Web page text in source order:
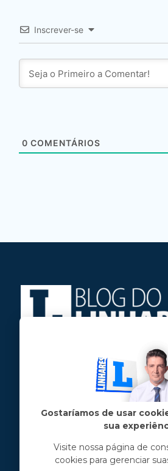
Inscrever-se
0 COMENTÁRIOS
Jose Linhares Jr é
Formado em Jornalismo,
e tem pós-graduações em
e marketing político.
Menu principal
Gostaríamos de usar
sua
Visite nossa página de
cookies para gerenciar